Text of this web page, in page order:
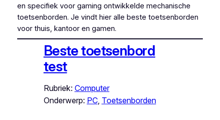
en specifiek voor gaming ontwikkelde mechanische
toetsenborden. Je vindt hier alle beste toetsenborden
voor thuis, kantoor en gamen.
Beste toetsenbord
test
Rubriek: Computer
Onderwerp: PC, Toetsenborden